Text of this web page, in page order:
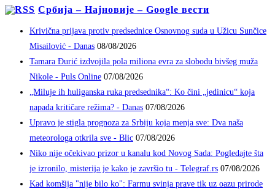
Србија – Најновије – Google вести
Krivična prijava protiv predsednice Osnovnog suda u Užicu Sunčice
Misailović - Danas 08/08/2026
Tamara Đurić izdvojila pola miliona evra za slobodu bivšeg muža
Nikole - Puls Online 07/08/2026
„Miluje ih huliganska ruka predsednika“: Ko čini „jedinicu“ koja
napada kritičare režima? - Danas 07/08/2026
Upravo je stigla prognoza za Srbiju koja menja sve: Dva naša
meteorologa otkrila sve - Blic 07/08/2026
Niko nije očekivao prizor u kanalu kod Novog Sada: Pogledajte šta
je izronilo, misterija je kako je završio tu - Telegraf.rs 07/08/2026
Kad komšija "nije bilo ko": Farmu svinja prave tik uz oazu prirode